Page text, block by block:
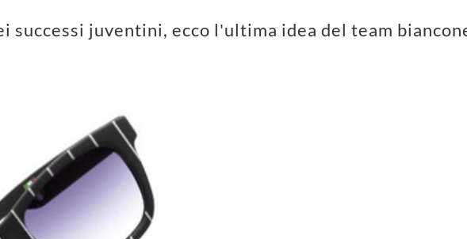
successi juventini, ecco l'ultima idea del team